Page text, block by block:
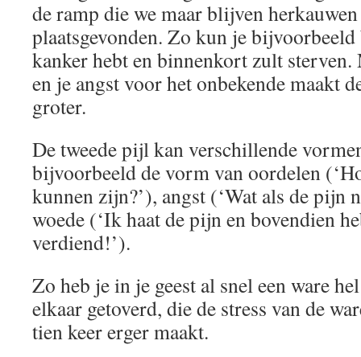
de ramp die we maar blijven
plaatsgevonden. Zo kun je
kanker hebt en binnenkort zult sterven.
en je angst voor het onbekende maakt
groter.
De tweede pijl kan verschillende
bijvoorbeeld de vorm van oordelen
kunnen zijn?’), angst (‘Wat als de pijn
woede (‘Ik haat de pijn en bovendien
verdiend!’).
Zo heb je in je geest al snel een ware
elkaar getoverd, die de stress van de
tien keer erger maakt.